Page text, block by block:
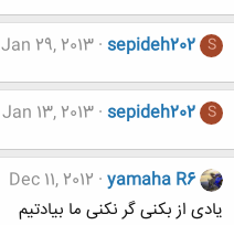
S
sepideh202
Jan 29, 2013
S
sepideh202
Jan 13, 2013
yamaha R6
Dec 11, 2012
یادی از بکنی گر نکنی ما بیادتیم